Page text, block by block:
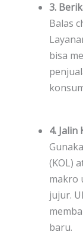
3.
Balas
bisa
4.
(KOL)
makro
jujur.
baru.